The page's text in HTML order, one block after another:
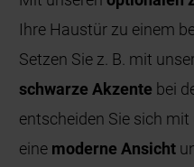
Ihre Haustür zu einem
Setzen Sie z. B. mit
schwarze Akzente bei
entscheiden Sie sich mit
eine moderne Ansicht